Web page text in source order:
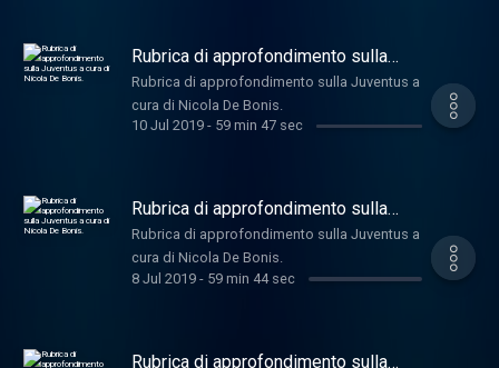
Rubrica di approfondimento sulla
Juventus a cura di Nicola De Bonis.
Rubrica di approfondimento sulla Juventus a
cura di Nicola De Bonis.
10 Jul 2019- 59 min 47 sec
Rubrica di approfondimento sulla
Juventus a cura di Nicola De Bonis.
Rubrica di approfondimento sulla Juventus a
cura di Nicola De Bonis.
8 Jul 2019- 59 min 44 sec
Rubrica di approfondimento sulla